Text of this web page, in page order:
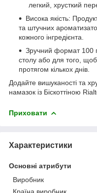
легкий, хрусткий
Висока якість:
та штучних
кожного інгредієнта.
Зручний формат 100
столу або для того,
протягом кількох днів.
Додайте вишуканості та
намазок із Біскоттіною
Приховати
Характеристики
Основні атрибути
Виробник
Країна виробник